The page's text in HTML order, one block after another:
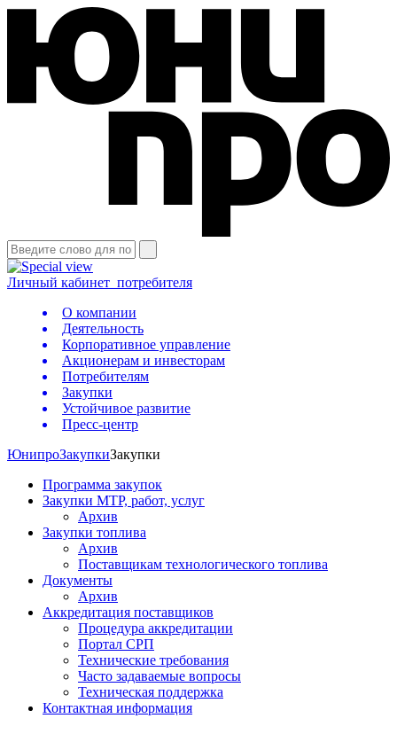
Личный кабинет потребителя
О компании
Деятельность
Корпоративное управление
Акционерам и инвесторам
Потребителям
Закупки
Устойчивое развитие
Пресс-центр
ЮнипроЗакупкиЗакупки
Программа закупок
Закупки МТР, работ, услуг
Архив
Закупки топлива
Архив
Поставщикам технологического топлива
Документы
Архив
Аккредитация поставщиков
Процедура аккредитации
Портал СРП
Технические требования
Часто задаваемые вопросы
Техническая поддержка
Контактная информация